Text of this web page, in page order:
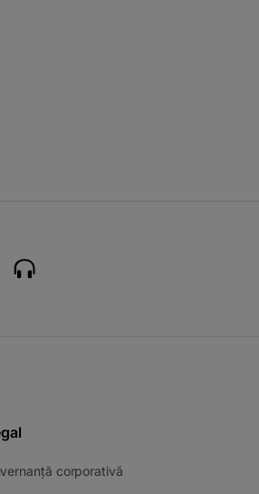
corporativă